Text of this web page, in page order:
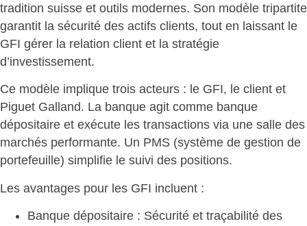
tradition suisse et outils modernes. Son modèle tripartite
garantit la sécurité des actifs clients, tout en laissant le
GFI gérer la relation client et la stratégie
d’investissement.
Ce modèle implique trois acteurs : le GFI, le client et
Piguet Galland. La banque agit comme banque
dépositaire et exécute les transactions via une salle des
marchés performante. Un PMS (système de gestion de
portefeuille) simplifie le suivi des positions.
Les avantages pour les GFI incluent :
Banque dépositaire : Sécurité et traçabilité des